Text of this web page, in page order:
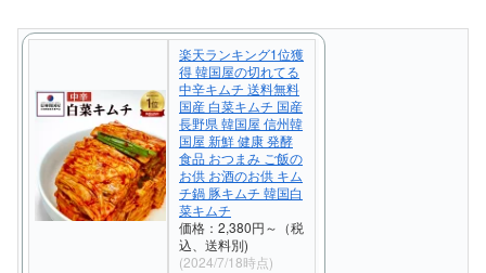
楽天ランキング1位獲
得 韓国屋の切れてる
中辛キムチ 送料無料
国産 白菜キムチ 国産
長野県 韓国屋 信州韓
国屋 新鮮 健康 発酵
食品 おつまみ ご飯の
お供 お酒のお供 キム
チ鍋 豚キムチ 韓国白
菜キムチ
価格：2,380円～（税
込、送料別)
(2024/7/18時点)